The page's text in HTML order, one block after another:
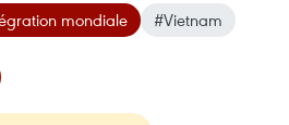
mondiale #Vietnam